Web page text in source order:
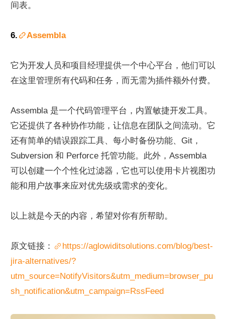
间表。
6. Assembla
它为开发人员和项目经理提供一个中心平台，他们可以
在这里管理所有代码和任务，而无需为插件额外付费。
Assembla 是一个代码管理平台，内置敏捷开发工具。
它还提供了各种协作功能，让信息在团队之间流动。它
还有简单的错误跟踪工具、每小时备份功能、Git，
Subversion 和 Perforce 托管功能。此外，Assembla
可以创建一个个性化过滤器，它也可以使用卡片视图功
能和用户故事来应对优先级或需求的变化。
以上就是今天的内容，希望对你有所帮助。
原文链接：
https://aglowiditsolutions.com/blog/best-
jira-alternatives/?
utm_source=NotifyVisitors&utm_medium=browser_pu
sh_notification&utm_campaign=RssFeed